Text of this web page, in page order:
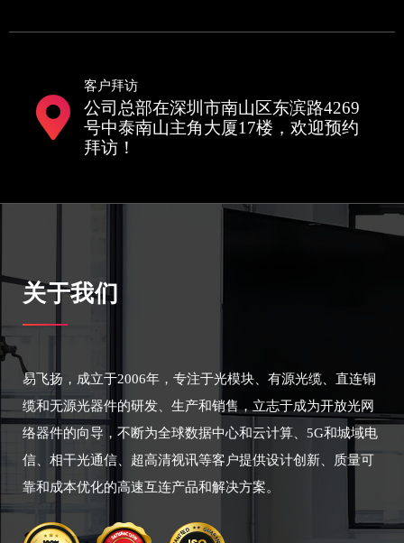
客户拜访
公司总部在深圳市南山区东滨路4269
号中泰南山主角大厦17楼，欢迎预约
拜访！
关于我们
易飞扬，成立于2006年，专注于光模块、有源光缆、直连铜
缆和无源光器件的研发、生产和销售，立志于成为开放光网
络器件的向导，不断为全球数据中心和云计算、5G和城域电
信、相干光通信、超高清视讯等客户提供设计创新、质量可
靠和成本优化的高速互连产品和解决方案。